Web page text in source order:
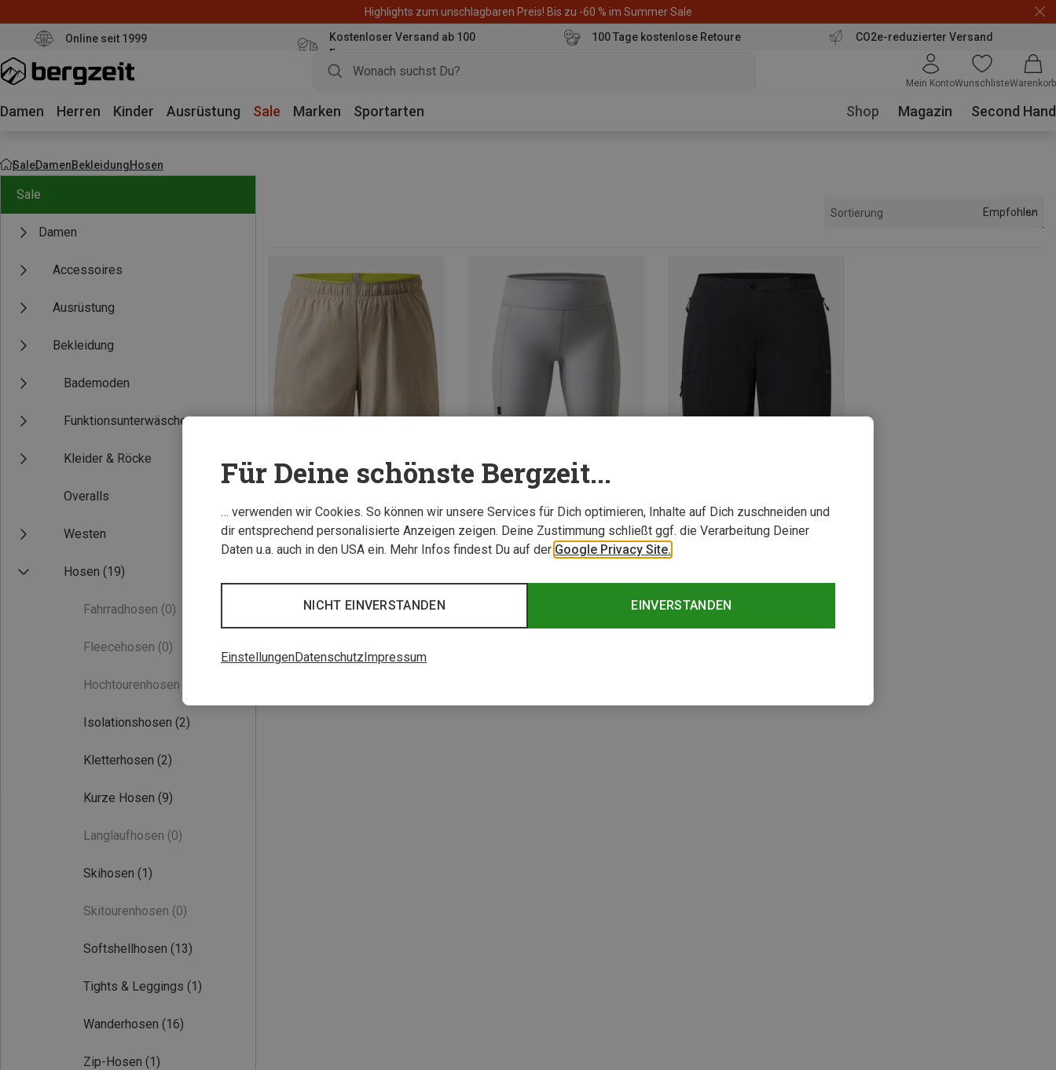
Highlights zum unschlagbaren Preis! Bis zu -60 % im Summer Sale
Online seit 1999
Kostenloser Versand ab 100
Euro
100 Tage kostenlose Retoure CO2e-reduzierter Versand
Mein KontoWunschlisteWarenkorb
Damen Herren Kinder Ausrüstung Sale Marken Sportarten Shop Magazin Second Hand
SaleDamenBekleidungHosen
Sale
Damen
Accessoires
Ausrüstung
Bekleidung
Bademoden
Funktionsunterwäsche
Kleider & Röcke
Overalls
Westen
Hosen (19)
Fahrradhosen (0)
Fleecehosen (0)
Hochtourenhosen
Isolationshosen (2)
Kletterhosen (2)
Kurze Hosen (9)
Langlaufhosen (0)
Skihosen (1)
Skitourenhosen (0)
Softshellhosen (13)
Tights & Leggings (1)
Wanderhosen (16)
Zip-Hosen (1)
Sortierung Empfohlen
Du sparst 39%
3 von 3 Artikel angesehen
Für Deine schönste Bergzeit...
… verwenden wir Cookies. So können wir unsere Services für Dich optimieren, Inhalte auf Dich zuschneiden und
dir entsprechend personalisierte Anzeigen zeigen. Deine Zustimmung schließt ggf. die Verarbeitung Deiner
Daten u.a. auch in den USA ein. Mehr Infos findest Du auf der Google Privacy Site.
EINVERSTANDEN
NICHT EINVERSTANDEN
EinstellungenDatenschutzImpressum